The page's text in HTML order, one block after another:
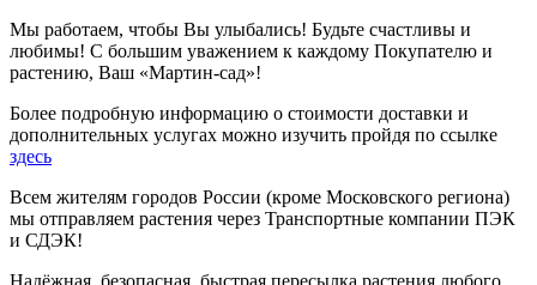
Мы работаем, чтобы Вы улыбались! Будьте счастливы и
любимы! С большим уважением к каждому Покупателю и
растению, Ваш «Мартин-сад»!
Более подробную информацию о стоимости доставки и
дополнительных услугах можно изучить пройдя по ссылке
здесь
Всем жителям городов России (кроме Московского региона)
мы отправляем растения через Транспортные компании ПЭК
и СДЭК!
Надёжная, безопасная, быстрая пересылка растения любого